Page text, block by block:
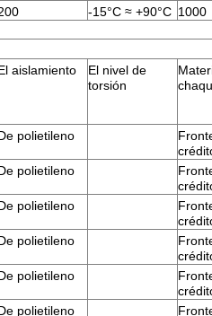
-15°C ≈ +90°C 1000
aislamiento
El nivel de
torsión
polietileno
polietileno
polietileno
polietileno
polietileno
polietileno